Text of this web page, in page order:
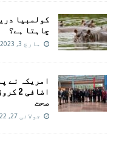
کولمبیا
چاہتا ہے؟
مارچ 3, 2023
امريکہ نے
صحت
جولائی 27, 2022